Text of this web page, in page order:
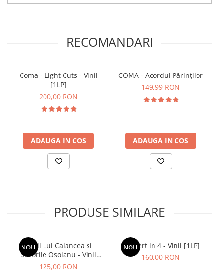
RECOMANDARI
Coma - Light Cuts - Vinil
[1LP]
200,00 RON
ADAUGA IN COS
COMA - Acordul Părinților
149,99 RON
ADAUGA IN COS
PRODUSE SIMILARE
NOU
Lupii Lui Calancea si
Surorile Osoianu - Vinil
[1LP]
125,00 RON
NOU
Concert in 4 - Vinil [1LP]
160,00 RON